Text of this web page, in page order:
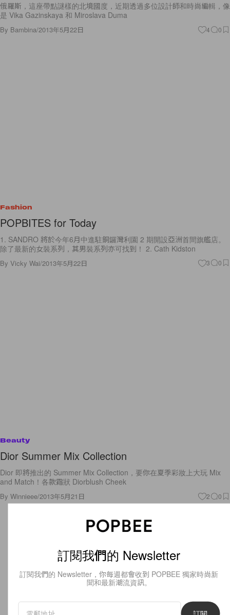
俄羅斯，這座帶點謎樣的北境國度，近期透過多位設計師和時尚編輯，像
是 Vika Gazinskaya 和 Miroslava Duma
By Bambina/2013年5月22日 4 0
Fashion
POPBITES for Today
1. SANDRO 將於今年6月中進駐銅鑼灣利園 2 期開設亞洲首間旗艦店。
除了最新的女裝系列，其男裝系列亦可找到！ 2. Cath Kidston
By Vicky Wai/2013年5月22日 3 0
Beauty
Dior Summer Mix Collection
Dior 即將推出的 Summer Mix Collection，要你在夏季彩妝上大玩 Mix
and Match！各款霜狀 Diorblush Cheek
By Winnieee/2013年5月21日 2 0
訂閱我們的 Newsletter
訂閱我們的 Newsletter，你每週都會收到 POPBEE 獨家時尚新
聞和最新潮流資訊。